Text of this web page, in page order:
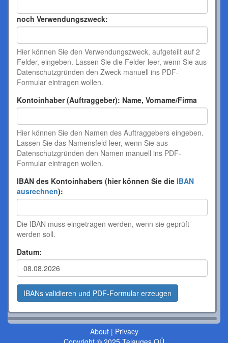
noch Verwendungszweck:
Hier können Sie den Verwendungszweck, aufgeteilt auf 2
Felder, eingeben. Lassen Sie die Felder leer, wenn Sie aus
Datenschutzgründen den Zweck manuell ins PDF-
Formular eintragen wollen.
Kontoinhaber (Auftraggeber): Name, Vorname/Firma
Hier können Sie den Namen des Auftraggebers eingeben.
Lassen Sie das Namensfeld leer, wenn Sie aus
Datenschutzgründen den Namen manuell ins PDF-
Formular eintragen wollen.
IBAN des Kontoinhabers (hier können Sie die IBAN
ausrechnen):
Die IBAN muss eingetragen werden, wenn sie geprüft
werden soll.
Datum:
About| Privacy